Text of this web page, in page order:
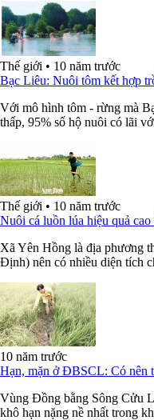
Thế giới • 10 năm trước
Bạc Liêu: Nuôi tôm kết hợp
Với mô hình tôm - rừng mà
thấp, 95% số hộ nuôi có lãi
Thế giới • 10 năm trước
Nuôi cá luồn lúa hiệu quả
Xã Yên Hồng là địa phương
Định) nên có nhiều diện tích
10 năm trước
Hạn, mặn ở ĐBSCL: Có nên
Vùng Đồng bằng Sông Cửu
khô hạn nặng nề nhất trong